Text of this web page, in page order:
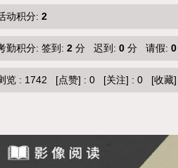
动积分: 2
勤积分: 签到: 2 分 迟到: 0 分 请假: 0
览 : 1742 [点赞] : 0 [关注] : 0 [收藏]